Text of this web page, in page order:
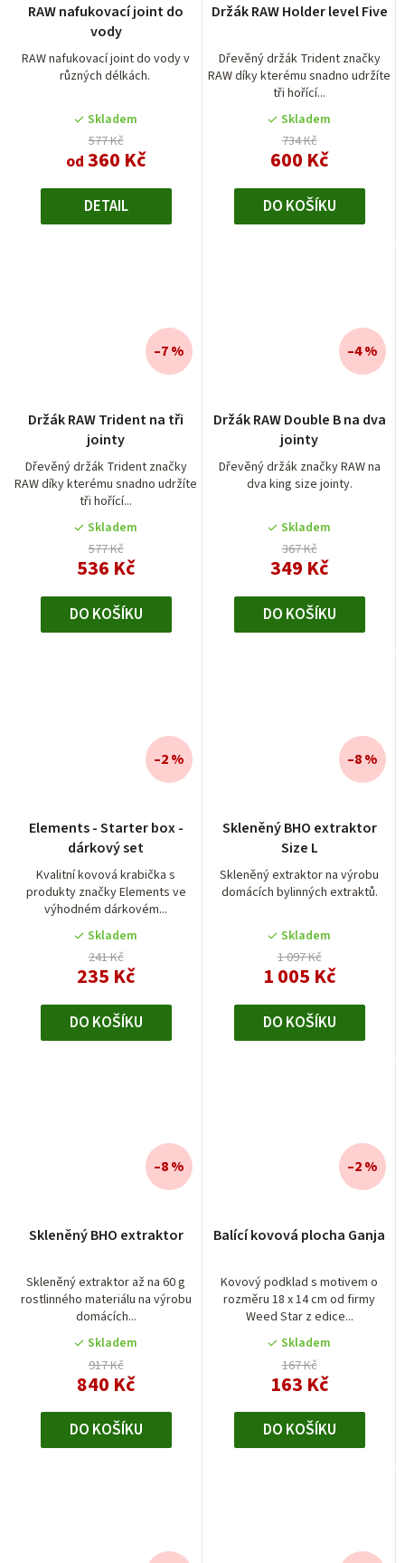
RAW nafukovací joint do
vody
RAW nafukovací joint do vody v
různých délkách.
Skladem
577 Kč
od 360 Kč
DETAIL
Držák RAW Holder level Five
Dřevěný držák Trident značky
RAW díky kterému snadno udržíte
tři hořící...
Skladem
734 Kč
600 Kč
DO KOŠÍKU
Držák RAW Trident na tři
jointy
Dřevěný držák Trident značky
RAW díky kterému snadno udržíte
tři hořící...
Skladem
577 Kč
536 Kč
–7 %
DO KOŠÍKU
Držák RAW Double B na dva
jointy
Dřevěný držák značky RAW na
dva king size jointy.
Skladem
367 Kč
349 Kč
–4 %
DO KOŠÍKU
Elements - Starter box -
dárkový set
Kvalitní kovová krabička s
produkty značky Elements ve
výhodném dárkovém...
Skladem
241 Kč
235 Kč
–2 %
DO KOŠÍKU
Skleněný BHO extraktor
Size L
Skleněný extraktor na výrobu
domácích bylinných extraktů.
Skladem
1 097 Kč
1 005 Kč
–8 %
DO KOŠÍKU
Skleněný BHO extraktor
Skleněný extraktor až na 60 g
rostlinného materiálu na výrobu
domácích...
Skladem
917 Kč
840 Kč
–8 %
DO KOŠÍKU
Balící kovová plocha Ganja
Kovový podklad s motivem o
rozměru 18 x 14 cm od firmy
Weed Star z edice...
Skladem
167 Kč
163 Kč
–2 %
DO KOŠÍKU